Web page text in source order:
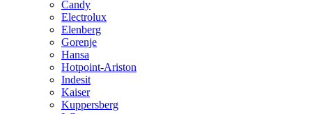
Candy
Electrolux
Elenberg
Gorenje
Hansa
Hotpoint-Ariston
Indesit
Kaiser
Kuppersberg